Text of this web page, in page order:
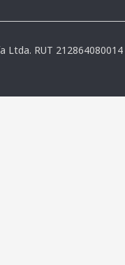
Ltda. RUT 212864080014